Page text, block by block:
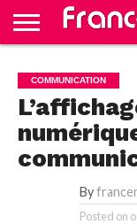
FROM
FRANCE
HOME
TEST
SLIDE
COMMUNICATION
By
Posted on